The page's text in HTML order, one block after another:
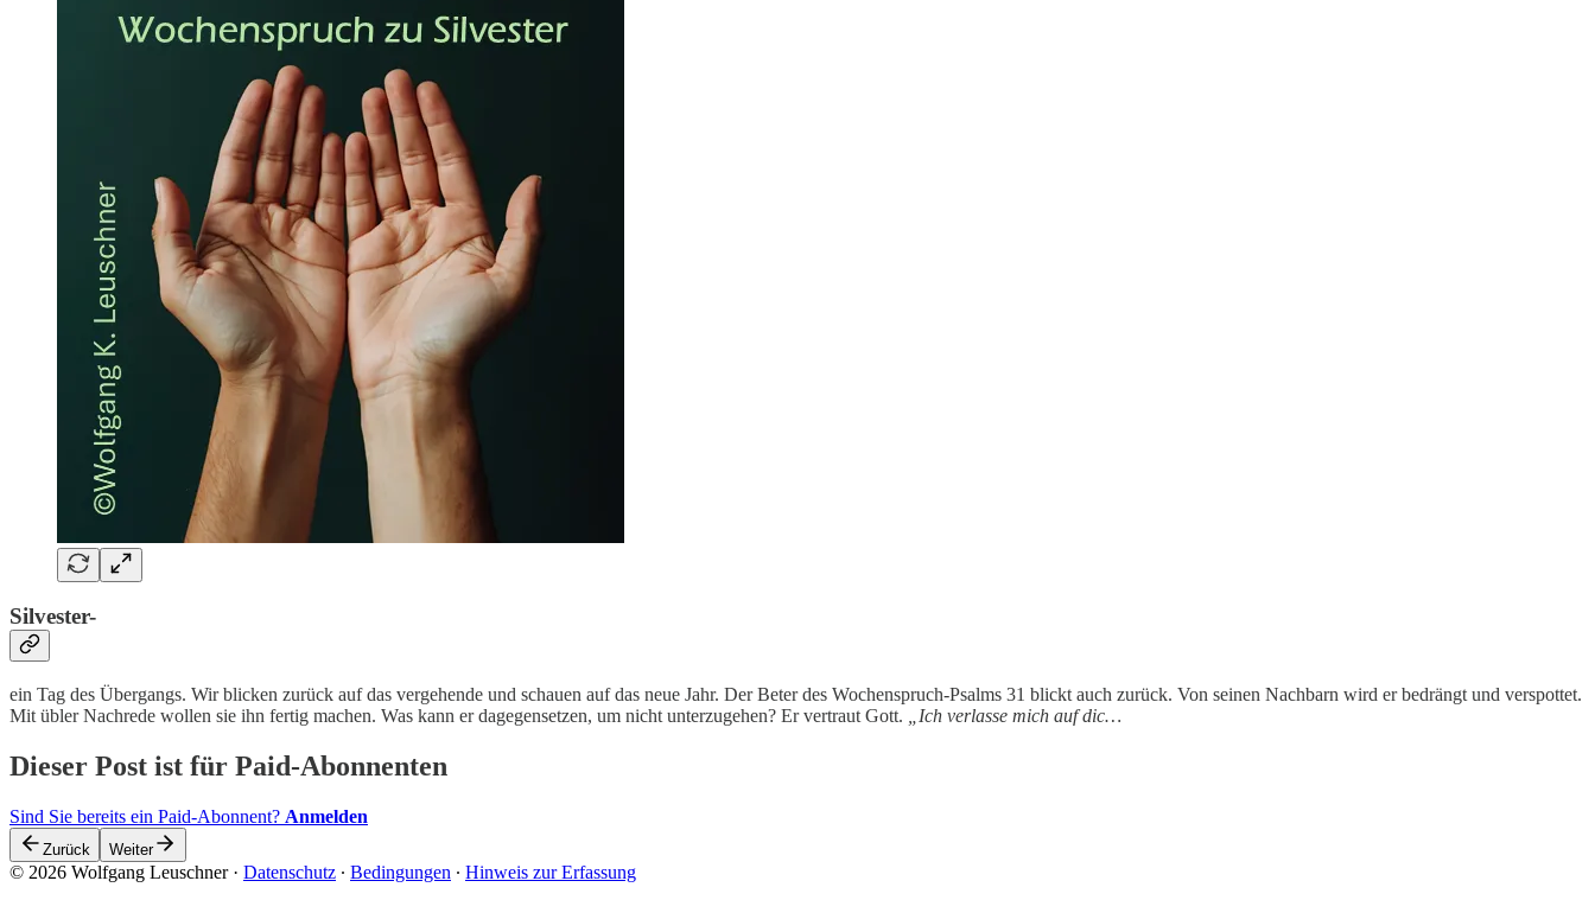
Silvester-
ein Tag des Übergangs. Wir blicken zurück auf das vergehende und schauen auf das neue Jahr. Der Beter des Wochenspruch-Psalms 31 blickt auch zurück. Von seinen Nachbarn wird er bedrängt und verspottet.
Mit übler Nachrede wollen sie ihn fertig machen. Was kann er dagegensetzen, um nicht unterzugehen? Er vertraut Gott.
„Ich verlasse mich auf dic…
Dieser Post ist für Paid-Abonnenten
Sind Sie bereits ein Paid-Abonnent? Anmelden
Zurück Weiter
© 2026 Wolfgang Leuschner· Datenschutz ∙ Bedingungen ∙ Hinweis zur Erfassung